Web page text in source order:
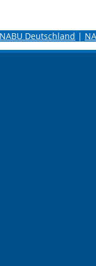
NABU Deutschland |